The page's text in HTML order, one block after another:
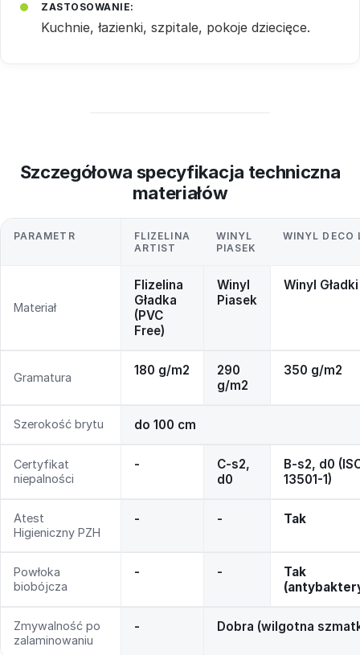
ZASTOSOWANIE:
Kuchnie, łazienki, szpitale, pokoje dziecięce.
Szczegółowa specyfikacja techniczna
materiałów
PARAMETR
FLIZELINA
ARTIST
WINYL
PIASEK
WINYL DECO
Materiał
Flizelina
Gładka
(PVC
Free)
Winyl
Piasek
Winyl Gładki
Gramatura 180 g/m2
290
g/m2
350 g/m2
Szerokość brytu do 100 cm
Certyfikat
niepalności
-
C-s2,
d0
B-s2, d0
13501-1)
Atest
Higieniczny PZH
- - Tak
Powłoka
biobójcza
- -
Tak
Zmywalność po
zalaminowaniu
- Dobra (wilgotna